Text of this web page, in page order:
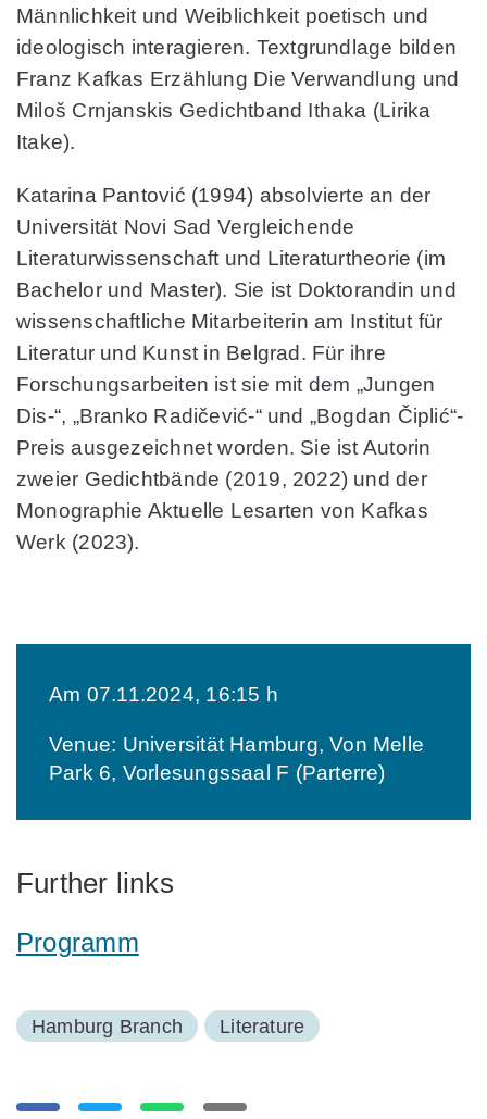
Männlichkeit und Weiblichkeit poetisch und
ideologisch interagieren. Textgrundlage bilden
Franz Kafkas Erzählung Die Verwandlung und
Miloš Crnjanskis Gedichtband Ithaka (Lirika
Itake).
Katarina Pantović (1994) absolvierte an der
Universität Novi Sad Vergleichende
Literaturwissenschaft und Literaturtheorie (im
Bachelor und Master). Sie ist Doktorandin und
wissenschaftliche Mitarbeiterin am Institut für
Literatur und Kunst in Belgrad. Für ihre
Forschungsarbeiten ist sie mit dem „Jungen
Dis-“, „Branko Radičević-“ und „Bogdan Čiplić“-
Preis ausgezeichnet worden. Sie ist Autorin
zweier Gedichtbände (2019, 2022) und der
Monographie Aktuelle Lesarten von Kafkas
Werk (2023).
Am 07.11.2024, 16:15 h
Venue: Universität Hamburg, Von Melle
Park 6, Vorlesungssaal F (Parterre)
Further links
Programm
Hamburg Branch Literature